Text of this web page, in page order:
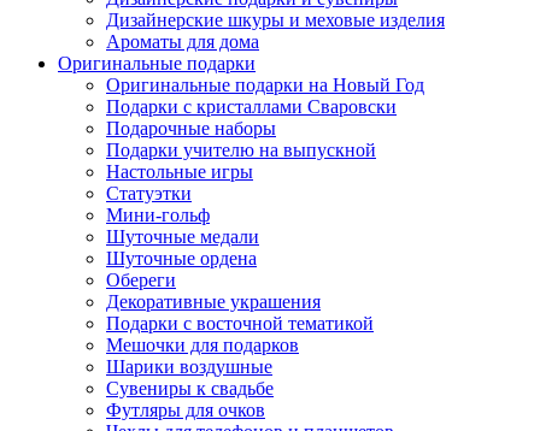
Дизайнерские шкуры и меховые изделия
Ароматы для дома
Оригинальные подарки
Оригинальные подарки на Новый Год
Подарки с кристаллами Сваровски
Подарочные наборы
Подарки учителю на выпускной
Настольные игры
Статуэтки
Мини-гольф
Шуточные медали
Шуточные ордена
Обереги
Декоративные украшения
Подарки с восточной тематикой
Мешочки для подарков
Шарики воздушные
Сувениры к свадьбе
Футляры для очков